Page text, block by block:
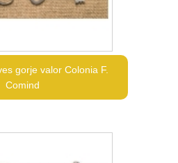
gorje valor Colonia F.
Comind